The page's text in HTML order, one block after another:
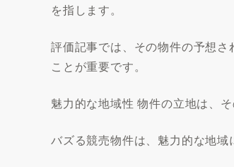
を指します。
評価記事では、その物件の予想
ことが重要です。
魅力的な地域性 物件の立地は、
バズる競売物件は、魅力的な地域